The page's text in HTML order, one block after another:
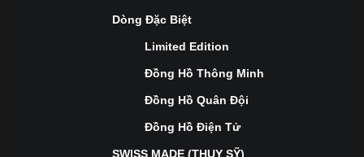
Dòng Đặc Biệt
Limited Edition
Đồng Hồ Thông Minh
Đồng Hồ Quân Đội
Đồng Hồ Điện Tử
SWISS MADE (THỤY SỸ)